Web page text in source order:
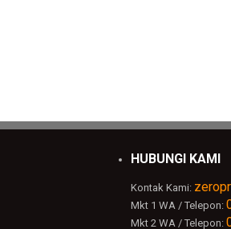
HUBUNGI KAMI
Kontak Kami:
Mkt 1 WA / Telepon:
Mkt 2 WA / Telepon: